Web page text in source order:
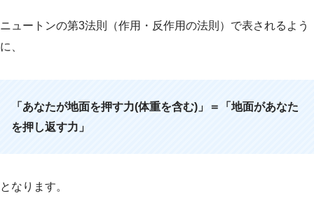
ニュートンの第3法則（作用・反作用の法則）で表されるよう
に、
「あなたが地面を押す力(体重を含む)」＝「地面があなた
を押し返す力」
となります。